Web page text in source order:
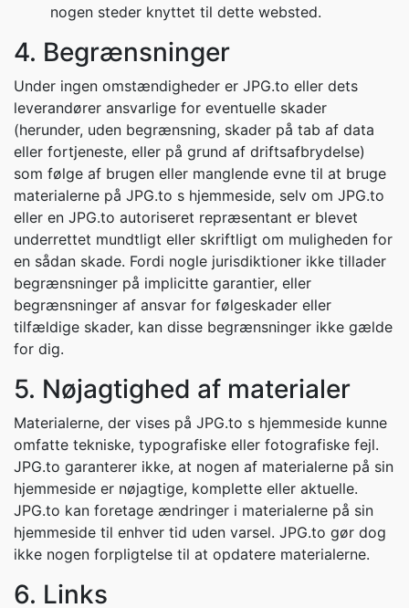
nogen steder knyttet til dette websted.
4. Begrænsninger
Under ingen omstændigheder er JPG.to eller dets
leverandører ansvarlige for eventuelle skader
(herunder, uden begrænsning, skader på tab af data
eller fortjeneste, eller på grund af driftsafbrydelse)
som følge af brugen eller manglende evne til at bruge
materialerne på JPG.to s hjemmeside, selv om JPG.to
eller en JPG.to autoriseret repræsentant er blevet
underrettet mundtligt eller skriftligt om muligheden for
en sådan skade. Fordi nogle jurisdiktioner ikke tillader
begrænsninger på implicitte garantier, eller
begrænsninger af ansvar for følgeskader eller
tilfældige skader, kan disse begrænsninger ikke gælde
for dig.
5. Nøjagtighed af materialer
Materialerne, der vises på JPG.to s hjemmeside kunne
omfatte tekniske, typografiske eller fotografiske fejl.
JPG.to garanterer ikke, at nogen af materialerne på sin
hjemmeside er nøjagtige, komplette eller aktuelle.
JPG.to kan foretage ændringer i materialerne på sin
hjemmeside til enhver tid uden varsel. JPG.to gør dog
ikke nogen forpligtelse til at opdatere materialerne.
6. Links